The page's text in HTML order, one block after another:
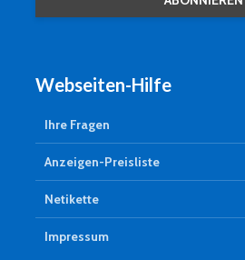
Webseiten-Hilfe
Ihre Fragen
Anzeigen-Preisliste
Netikette
Impressum